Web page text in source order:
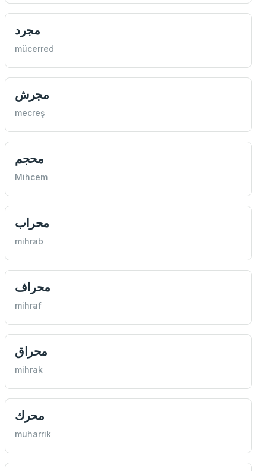
مجرد
mücerred
مجرش
mecreş
محجم
Mihcem
محراب
mihrab
محراف
mihraf
محراق
mihrak
محرك
muharrik